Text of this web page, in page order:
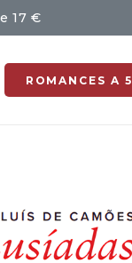
17 €
ROMANCES A